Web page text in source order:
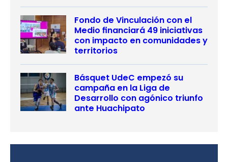
Fondo de Vinculación con el
Medio financiará 49 iniciativas
con impacto en comunidades y
territorios
Básquet UdeC empezó su
campaña en la Liga de
Desarrollo con agónico triunfo
ante Huachipato